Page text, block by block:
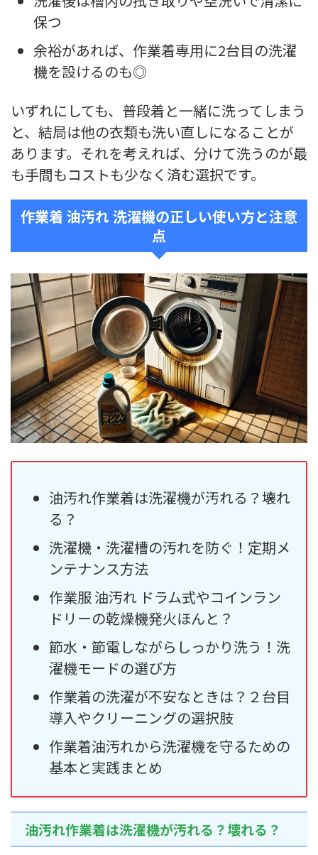
保つ
余裕があれば、作業着専用に2台目の洗濯
機を設けるのも◎
いずれにしても、普段着と一緒に洗ってしまう
と、結局は他の衣類も洗い直しになることが
あります。それを考えれば、分けて洗うのが最
も手間もコストも少なく済む選択です。
作業着 油汚れ 洗濯機の正しい使い方と注意
点
油汚れ作業着は洗濯機が汚れる？壊れ
る？
洗濯機・洗濯槽の汚れを防ぐ！定期メ
ンテナンス方法
作業服 油汚れ ドラム式やコインラン
ドリーの乾燥機発火ほんと？
節水・節電しながらしっかり洗う！洗
濯機モードの選び方
作業着の洗濯が不安なときは？２台目
導入やクリーニングの選択肢
作業着油汚れから洗濯機を守るための
基本と実践まとめ
油汚れ作業着は洗濯機が汚れる？壊れる？